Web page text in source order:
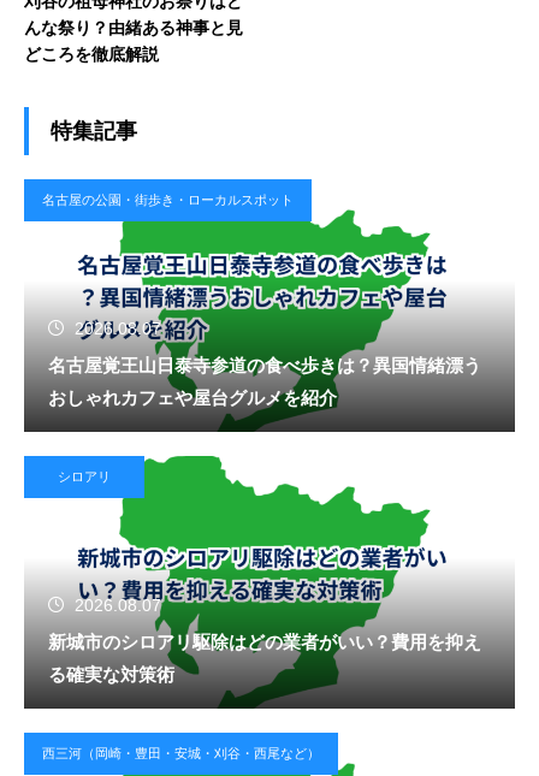
んな祭り？由緒ある神事と見
どころを徹底解説
特集記事
名古屋の公園・街歩き・ローカルスポット
2026.08.07
名古屋覚王山日泰寺参道の食べ歩きは？異国情緒漂う
おしゃれカフェや屋台グルメを紹介
シロアリ
2026.08.07
新城市のシロアリ駆除はどの業者がいい？費用を抑え
る確実な対策術
西三河（岡崎・豊田・安城・刈谷・西尾など）